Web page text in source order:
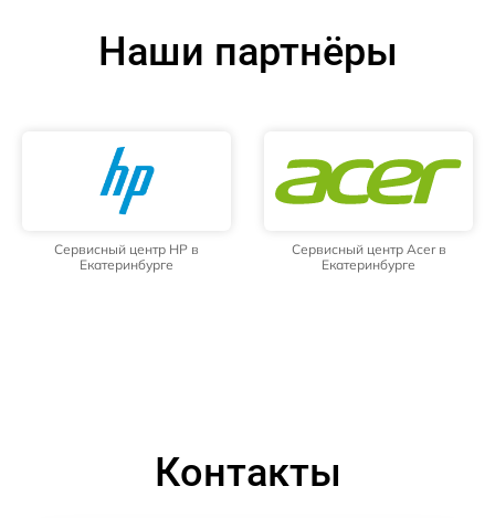
Наши партнёры
Сервисный центр HP в
Екатеринбурге
Сервисный центр Acer в
Екатеринбурге
Контакты